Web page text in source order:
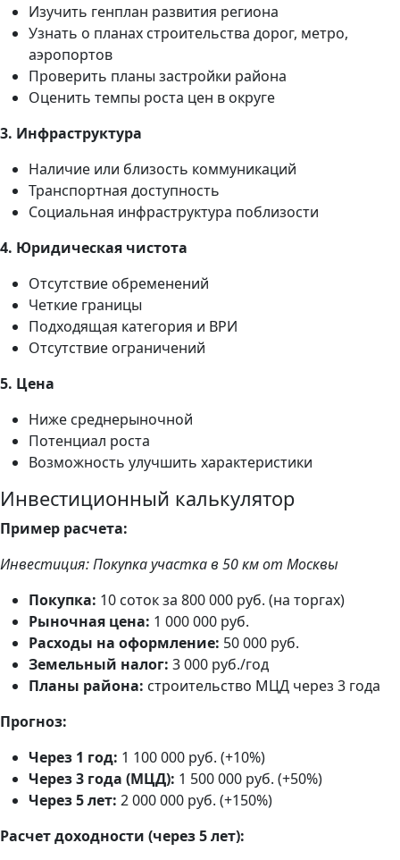
Изучить генплан развития региона
Узнать о планах строительства дорог, метро,
аэропортов
Проверить планы застройки района
Оценить темпы роста цен в округе
3. Инфраструктура
Наличие или близость коммуникаций
Транспортная доступность
Социальная инфраструктура поблизости
4. Юридическая чистота
Отсутствие обременений
Четкие границы
Подходящая категория и ВРИ
Отсутствие ограничений
5. Цена
Ниже среднерыночной
Потенциал роста
Возможность улучшить характеристики
Инвестиционный калькулятор
Пример расчета:
Инвестиция: Покупка участка в 50 км от Москвы
Покупка: 10 соток за 800 000 руб. (на торгах)
Рыночная цена: 1 000 000 руб.
Расходы на оформление: 50 000 руб.
Земельный налог: 3 000 руб./год
Планы района: строительство МЦД через 3 года
Прогноз:
Через 1 год: 1 100 000 руб. (+10%)
Через 3 года (МЦД): 1 500 000 руб. (+50%)
Через 5 лет: 2 000 000 руб. (+150%)
Расчет доходности (через 5 лет):